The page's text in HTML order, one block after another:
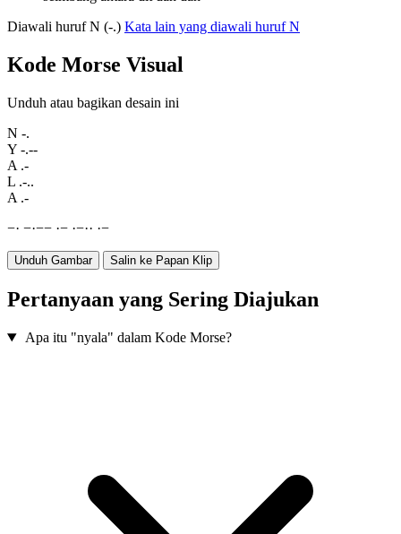
Diawali huruf N (-.) Kata lain yang diawali huruf N
Kode Morse Visual
Unduh atau bagikan desain ini
N -.
Y -.--
A .-
L .-..
A .-
−· −·−− ·− ·−·· ·−
Unduh Gambar Salin ke Papan Klip
Pertanyaan yang Sering Diajukan
Apa itu "nyala" dalam Kode Morse?